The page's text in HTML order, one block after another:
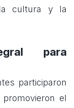
cultura y la
para
participaron
el